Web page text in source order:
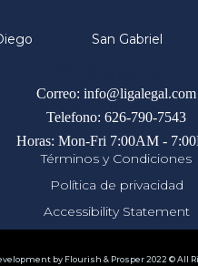
San Gabriel
Correo: info@ligalegal.com
Telefono: 626-790-7543
Horas: Mon-Fri 7:00AM -
Términos y Condiciones
Política de privacidad
Accessibility Statement
by Flourish & Prosper 2022 © All